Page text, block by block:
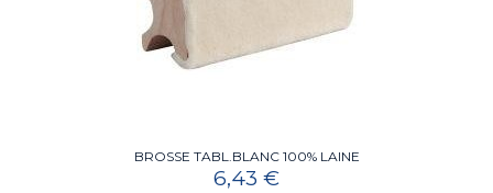
BROSSE TABL.BLANC 100% LAINE
6,43 €